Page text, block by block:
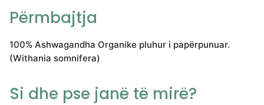
Përmbajtja
100% Ashwagandha Organike pluhur i papërpunuar.
(Withania somnifera)
Si dhe pse janë të mirë?